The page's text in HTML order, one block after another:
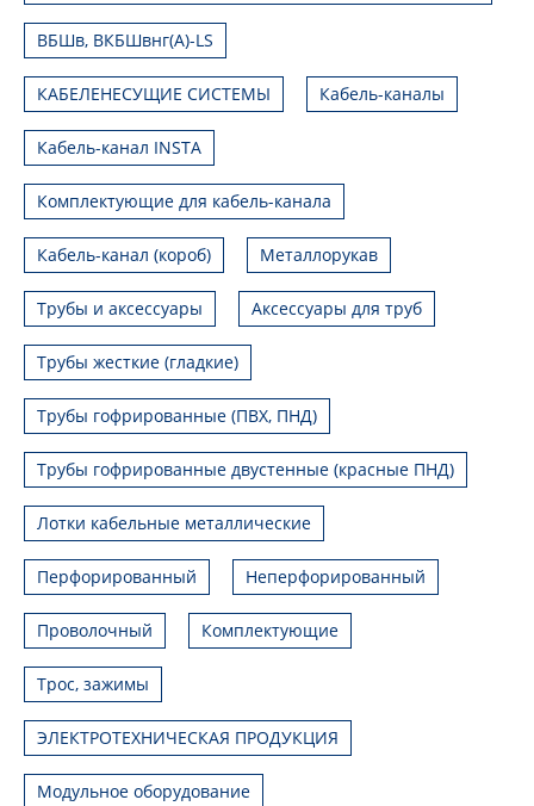
ВБШв, ВКБШвнг(А)-LS
КАБЕЛЕНЕСУЩИЕ СИСТЕМЫ Кабель-каналы
Кабель-канал INSTA
Комплектующие для кабель-канала
Кабель-канал (короб) Металлорукав
Трубы и аксессуары Аксессуары для труб
Трубы жесткие (гладкие)
Трубы гофрированные (ПВХ, ПНД)
Трубы гофрированные двустенные (красные ПНД)
Лотки кабельные металлические
Перфорированный Неперфорированный
Проволочный Комплектующие
Трос, зажимы
ЭЛЕКТРОТЕХНИЧЕСКАЯ ПРОДУКЦИЯ
Модульное оборудование